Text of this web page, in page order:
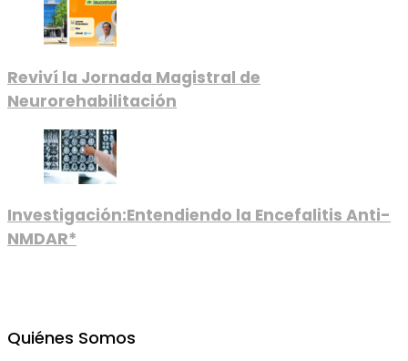
Reviví la Jornada Magistral de
Neurorehabilitación
Investigación:Entendiendo la Encefalitis Anti-
NMDAR*
Quiénes Somos